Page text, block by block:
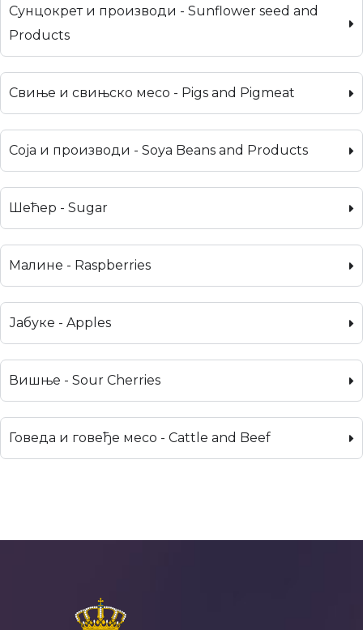
Сунцокрет и производи - Sunflower seed and
Products
Свиње и свињско месо - Pigs and Pigmeat
Соја и производи - Soya Beans and Products
Шећер - Sugar
Малине - Raspberries
Јабуке - Apples
Вишње - Sour Cherries
Говеда и говеђе месо - Cattle and Beef